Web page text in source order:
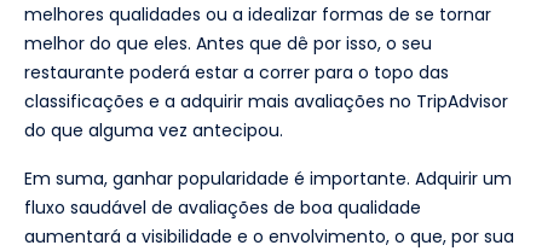
melhores qualidades ou a idealizar formas de se tornar
melhor do que eles. Antes que dê por isso, o seu
restaurante poderá estar a correr para o topo das
classificações e a adquirir mais avaliações no TripAdvisor
do que alguma vez antecipou.
Em suma, ganhar popularidade é importante. Adquirir um
fluxo saudável de avaliações de boa qualidade
aumentará a visibilidade e o envolvimento, o que, por sua